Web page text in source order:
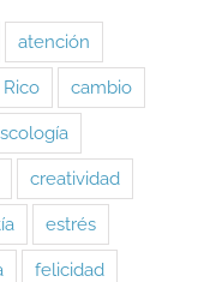
atención
cambio
creatividad
estrés
felicidad